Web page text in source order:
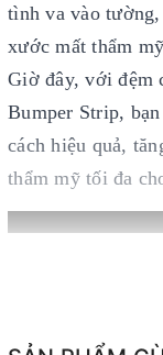
tình va vào
xước mất thẩm
Giờ đây, với đệm
Bumper Strip,
cách hiệu quả,
thẩm mỹ tối đa